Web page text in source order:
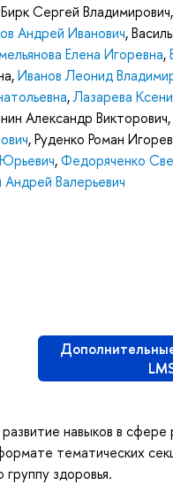
Бирк Сергей Владимирович,
Андрей Иванович,
Елена Игоревна,
,Иванов Леонид
,Лазарева
Александр Викторович,
,Руденко Роман
,Федоряченко
Андрей Валерьевич
навыков в
тематических
здоровья.